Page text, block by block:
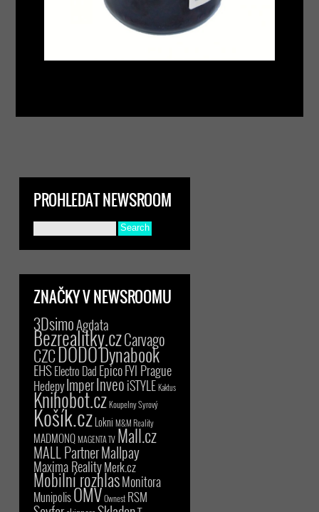
PROHLEDAT NEWSROOM
ZNAČKY V NEWSROOMU
3DsimoAgdata
Bezrealitky.czCarvago
CZCDODODynabook
EHSElectro Dad EpicoFYI Prague
HedepyImperInveoiSTYLE Kaktus
Knihobot.czKoupelny Syrový
Košík.czLokni M&M Reality
MADMONQMAGENTA TV Mall.cz
MALL PartnerMallpay
Maxima RealityMerk.cz
Mobilní rozhlasMonitora
MunipolisOMVOwnest RSM